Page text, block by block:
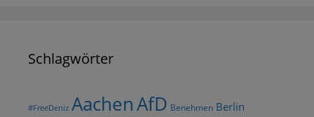
Schlagwörter
#FreeDeniz AachenAfD Benehmen Berlin